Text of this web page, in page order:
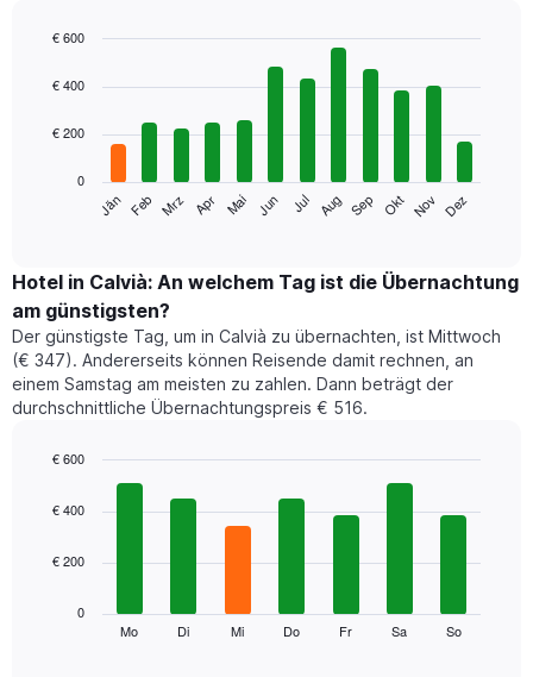
chart
bars.
folgende
den
durchschnittlichen
Zimmerpreis
im
jeweiligen
Monat
an.
Diagramm
die
Monate
graphic.
Jän Feb Mrz Apr Mai Jun Jul Aug Sep Okt Nov Dez
0
€ 200
€ 400
€ 600
Hotel in Calvià: An welchem Tag ist die Übernachtung
am günstigsten?
Der günstigste Tag, um in Calvià zu übernachten, ist Mittwoch
(€ 347). Andererseits können Reisende damit rechnen, an
einem Samstag am meisten zu zahlen. Dann beträgt der
durchschnittliche Übernachtungspreis € 516.
chart
bars.
Mo Di Mi Do Fr Sa So
0
€ 200
€ 400
€ 600